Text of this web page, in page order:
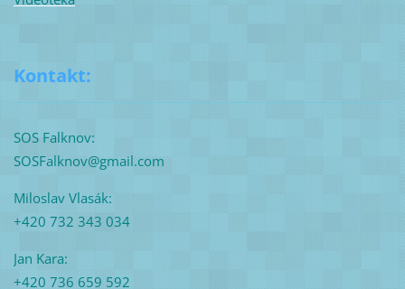
Kontakt:
SOS Falknov:
SOSFalknov@gmail.com
Miloslav Vlasák:
+420 732 343 034
Jan Kara:
+420 736 659 592